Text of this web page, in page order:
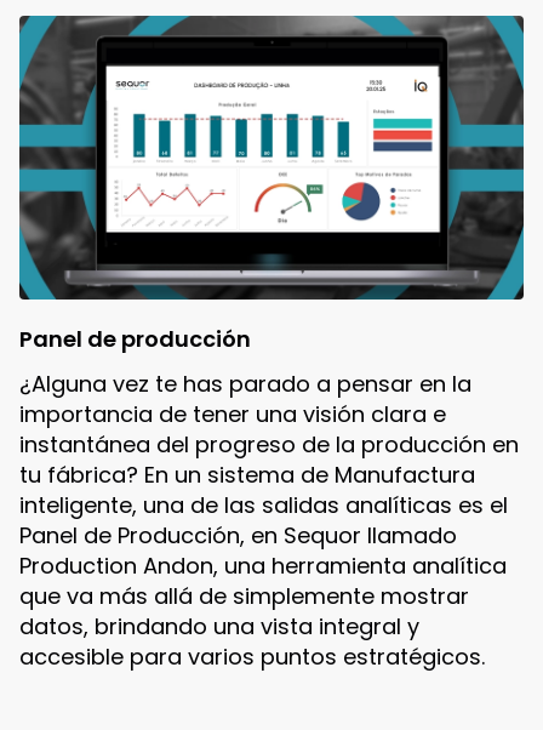
Panel de producción
¿Alguna vez te has parado a pensar en la
importancia de tener una visión clara e
instantánea del progreso de la producción en
tu fábrica? En un sistema de Manufactura
inteligente, una de las salidas analíticas es el
Panel de Producción, en Sequor llamado
Production Andon, una herramienta analítica
que va más allá de simplemente mostrar
datos, brindando una vista integral y
accesible para varios puntos estratégicos.